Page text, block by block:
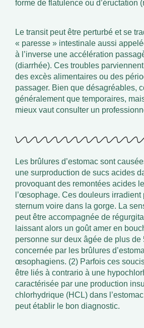
forme de flatulence ou d’éructation
Le transit peut être perturbé et se
« paresse » intestinale aussi
à l’inverse une accélération
(diarrhée). Ces troubles
des excès alimentaires ou des
passager. Bien que désagréables,
généralement que temporaires,
mieux vaut consulter un
Les brûlures d’estomac sont
une surproduction de sucs acides
provoquant des remontées acides
l’œsophage. Ces douleurs
sternum voire dans la gorge. La
peut être accompagnée de
laissant alors un goût amer en
personne sur deux âgée de plus de
concernée par les brûlures
œsophagiens. (2) Parfois ces
être liés à contrario à une
caractérisée par une production
chlorhydrique (HCL) dans
peut établir le bon diagnostic.